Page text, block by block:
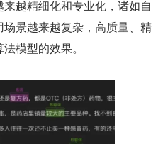
越精细化和专业化，诸如自
景越来越复杂，高质量、精
模型的效果。